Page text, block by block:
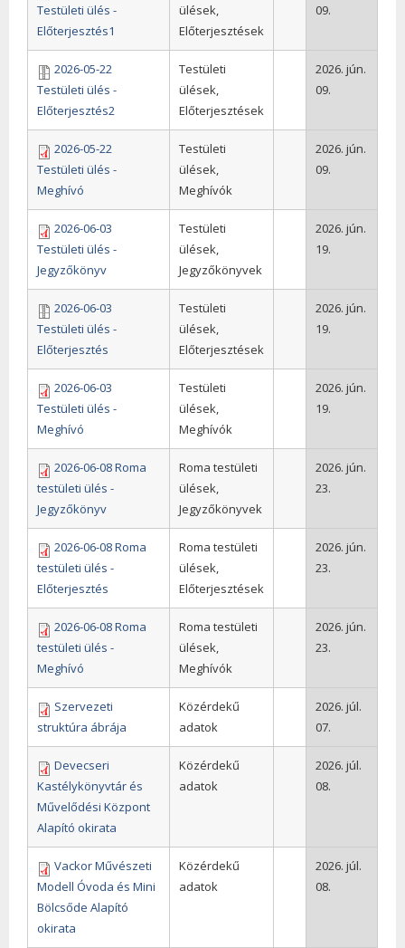
Testületi ülés -
Előterjesztés1
ülések,
Előterjesztések
09.
2026-05-22
Testületi ülés -
Előterjesztés2
Testületi
ülések,
Előterjesztések
2026. jún.
09.
2026-05-22
Testületi ülés -
Meghívó
Testületi
ülések,
Meghívók
2026. jún.
09.
2026-06-03
Testületi ülés -
Jegyzőkönyv
Testületi
ülések,
Jegyzőkönyvek
2026. jún.
19.
2026-06-03
Testületi ülés -
Előterjesztés
Testületi
ülések,
Előterjesztések
2026. jún.
19.
2026-06-03
Testületi ülés -
Meghívó
Testületi
ülések,
Meghívók
2026. jún.
19.
2026-06-08 Roma
testületi ülés -
Jegyzőkönyv
Roma testületi
ülések,
Jegyzőkönyvek
2026. jún.
23.
2026-06-08 Roma
testületi ülés -
Előterjesztés
Roma testületi
ülések,
Előterjesztések
2026. jún.
23.
2026-06-08 Roma
testületi ülés -
Meghívó
Roma testületi
ülések,
Meghívók
2026. jún.
23.
Szervezeti
struktúra ábrája
Közérdekű
adatok
2026. júl.
07.
Devecseri
Kastélykönyvtár és
Művelődési Központ
Alapító okirata
Közérdekű
adatok
2026. júl.
08.
Vackor Művészeti
Modell Óvoda és Mini
Bölcsőde Alapító
okirata
Közérdekű
adatok
2026. júl.
08.